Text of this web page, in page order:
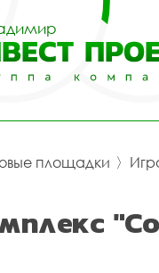
площадки 〉